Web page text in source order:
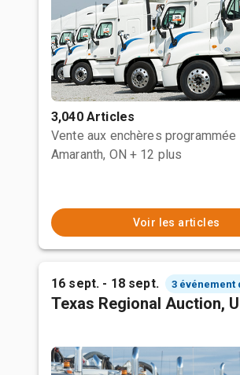
3,040 Articles
Vente aux enchères programmée
Amaranth, ON + 12 plus
Voir les articles
16 sept. - 18 sept. 3 événement
Texas Regional Auction,